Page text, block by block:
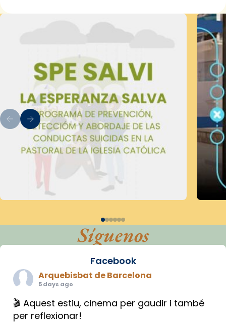
Síguenos
Facebook
Arquebisbat de Barcelona
5 days ago
🎬 Aquest estiu, cinema per gaudir i també
per reflexionar!